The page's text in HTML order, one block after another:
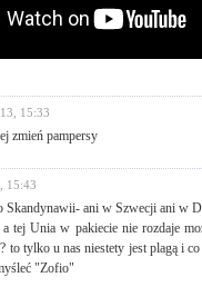
15:33
zmień pampersy
15:43
Skandynawii- ani w Szwecji ani w
tej Unia w pakiecie nie rozdaje
to tylko u nas niestety jest plagą i
"Zofio"